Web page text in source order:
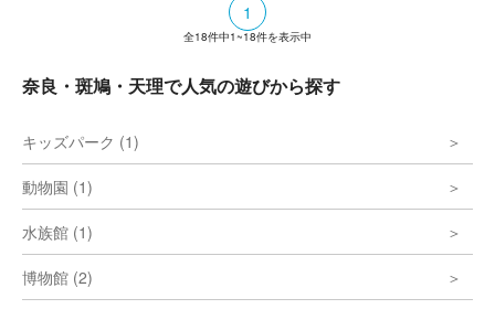
1
全18件中1~18件を表示中
奈良・斑鳩・天理で人気の遊びから探す
キッズパーク (1)
動物園 (1)
水族館 (1)
博物館 (2)